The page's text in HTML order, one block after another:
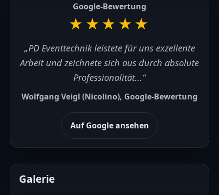
Google-Bewertung
★★★★★
„PD Eventtechnik leistete für uns exzellente
Arbeit und zeichnete sich aus durch absolute
Professionalität...“
Wolfgang Veigl (Nicolino), Google-Bewertung
Auf Google ansehen
Galerie